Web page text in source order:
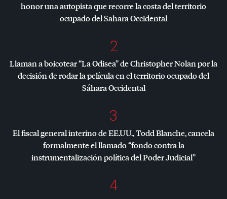
honor una autopista que recorre la costa del territorio
ocupado del Sahara Occidental
2
Llaman a boicotear “La Odisea” de Christopher Nolan por la
decisión de rodar la película en el territorio ocupado del
Sáhara Occidental
3
El fiscal general interino de EE.UU., Todd Blanche, cancela
formalmente el llamado “fondo contra la
instrumentalización política del Poder Judicial”
4